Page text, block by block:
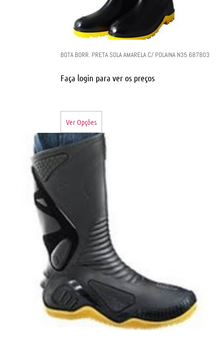
BOTA BORR. PRETA SOLA AMARELA C/ POLAINA N35 687803
Faça login para ver os preços
Ver Opções